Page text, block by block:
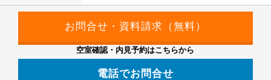
空室確認・内見予約はこちらから
電話でお問合せ